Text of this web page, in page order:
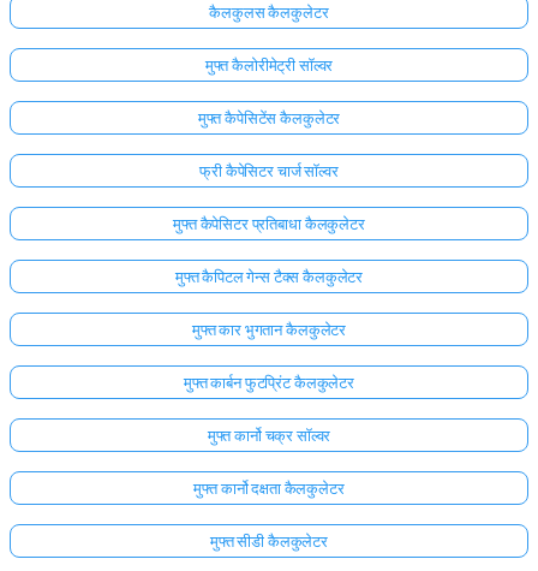
कैलकुलस कैलकुलेटर
मुफ्त कैलोरीमेट्री सॉल्वर
मुफ्त कैपेसिटेंस कैलकुलेटर
फ्री कैपेसिटर चार्ज सॉल्वर
मुफ्त कैपेसिटर प्रतिबाधा कैलकुलेटर
मुफ्त कैपिटल गेन्स टैक्स कैलकुलेटर
मुफ्त कार भुगतान कैलकुलेटर
मुफ्त कार्बन फुटप्रिंट कैलकुलेटर
मुफ्त कार्नो चक्र सॉल्वर
मुफ्त कार्नो दक्षता कैलकुलेटर
मुफ्त सीडी कैलकुलेटर